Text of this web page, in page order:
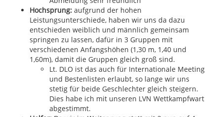
Hochsprung: aufgrund der hohen
Leistungsunterschiede, haben wir uns da dazu
entschieden weiblich und männlich gemeinsam
springen zu lassen, dafür in 3 Gruppen mit
verschiedenen Anfangshöhen (1,30 m, 1,40 und
1,60m), damit die Gruppen gleich groß sind.
Lt. DLO ist das auch für Internationale Meeting
und Bestenlisten erlaubt, so lange wir uns
stetig für beide Geschlechter gleich steigern.
Dies habe ich mit unseren LVN Wettkampfwart
abgestimmt.